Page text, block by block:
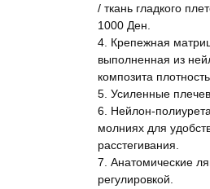
/ ткань гладкого
1000 Ден.
4. Крепежная
выполненная из
композита
5. Усиленные
6. Нейлон-
молниях для
расстегивания.
7. Анатомические
регулировкой.